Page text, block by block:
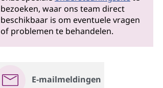
bezoeken, waar ons team direct
beschikbaar is om eventuele vragen
of problemen te behandelen.
E-mailmeldingen